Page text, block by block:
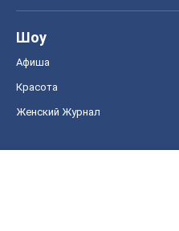
Шоу
Афиша
Красота
Женский Журнал